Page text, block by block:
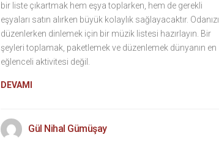
bir liste çıkartmak hem eşya toplarken, hem de gerekli
eşyaları satın alırken büyük kolaylık sağlayacaktır. Odanızı
düzenlerken dinlemek için bir müzik listesi hazırlayın. Bir
şeyleri toplamak, paketlemek ve düzenlemek dünyanın en
eğlenceli aktivitesi değil.
DEVAMI
Gül Nihal Gümüşay